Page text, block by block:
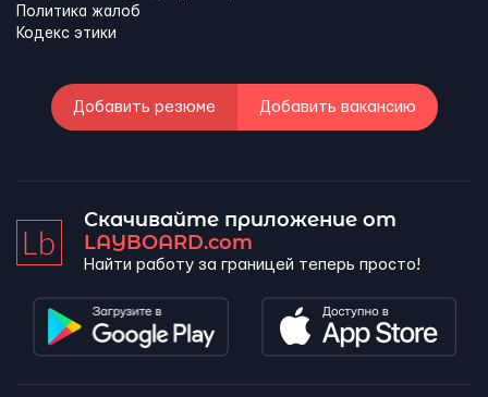
Политика жалоб
Кодекс этики
Добавить резюме Добавить вакансию
Скачивайте приложение от
LAYBOARD.com
Найти работу за границей теперь просто!